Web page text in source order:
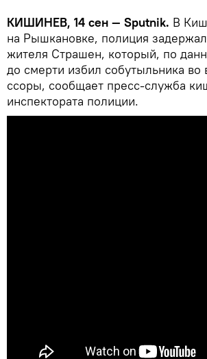
КИШИНЕВ, 14 сен — Sputnik. В
на Рышкановке, полиция
жителя Страшен, который, по
до смерти избил собутыльника во
ссоры, сообщает пресс-служба
инспектората полиции.